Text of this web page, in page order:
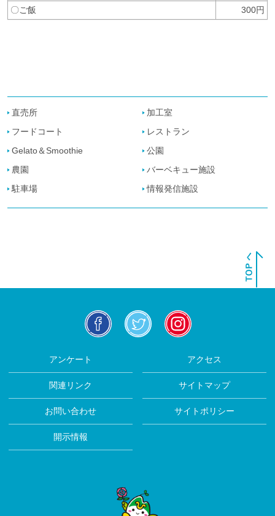
〇ご飯
300円
直売所
加工室
フードコート
レストラン
Gelato＆Smoothie
公園
農園
バーベキュー施設
駐車場
情報発信施設
アンケート
アクセス
関連リンク サイトマップ
お問い合わせ サイトポリシー
開示情報